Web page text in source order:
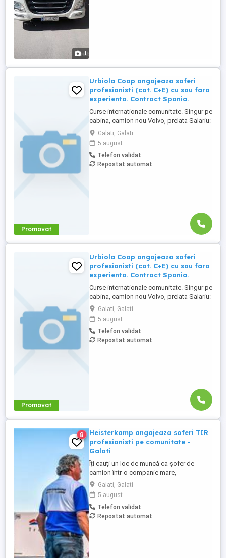
1
Promovat
Urbiola Coop angajeaza soferi
profesionisti (cat. C+E) cu sau fara
experienta. Contract Spania.
Curse internationale comunitate. Singur pe
cabina, camion nou Volvo, prelata Salariu:
2700 luna net 12.000 km (garantat) Prima
0,06 camion km extra peste 12000 km; +
100 prima la angajare pt. ADR; + 300 prima
pentru 6 luni lucrate; + 300 prima pentru 9
luni lucrate; + 300 prima pentru 12 luni
Galati, Galati
5 august
Telefon validat
Repostat automat
Promovat
Urbiola Coop angajeaza soferi
profesionisti (cat. C+E) cu sau fara
experienta. Contract Spania.
Curse internationale comunitate. Singur pe
cabina, camion nou Volvo, prelata Salariu:
2700 luna net 12.000 km (garantat) Prima
0,06 camion km extra peste 12000 km; +
100 prima la angajare pt. ADR; + 300 prima
pentru 6 luni lucrate; + 300 prima pentru 9
luni lucrate; + 300 prima pentru 12 luni
Galati, Galati
5 august
Telefon validat
Repostat automat
8
Heisterkamp angajeaza soferi TIR
profesionisti pe comunitate -
Galati
Îți cauți un loc de muncă ca șofer de
camion într-o companie mare,
internațională și stabilă? Atunci vino în
echipa Heisterkamp! Angajăm șoferi cu
sau fără experiență și echipaje pentru
transport internațional. Beneficii: training
de inițiere la începutul activității în cadrul
Galati, Galati
5 august
Telefon validat
Repostat automat